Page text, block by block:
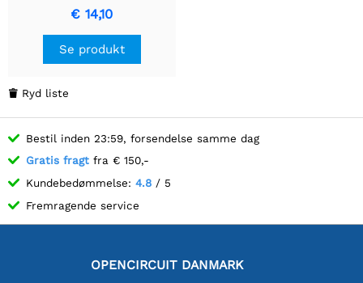
PCIe Enheder,
Understøtter USB
Konvertering
€ 14,10
Se produkt
 Ryd liste
Bestil inden 23:59, forsendelse samme dag
Gratis fragt fra € 150,-
Kundebedømmelse: 4.8 / 5
Fremragende service
OPENCIRCUIT DANMARK